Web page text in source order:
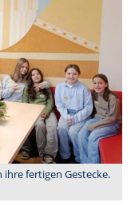
fertigen Gestecke.